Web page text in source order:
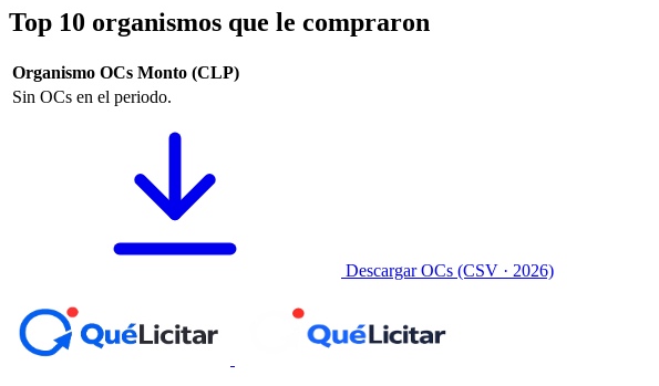
Top 10 organismos que le compraron
Organismo OCs Monto (CLP)
Sin OCs en el periodo.
Descargar OCs (CSV · 2026)